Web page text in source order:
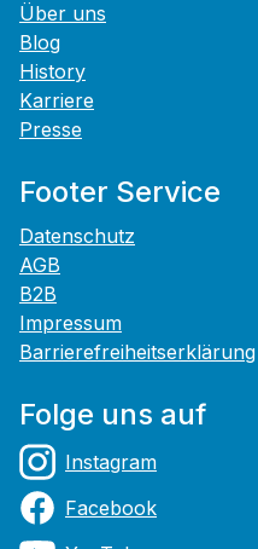
Über uns
Blog
History
Karriere
Presse
Footer Service
Datenschutz
AGB
B2B
Impressum
Barrierefreiheitserklärung
Folge uns auf
Instagram
Facebook